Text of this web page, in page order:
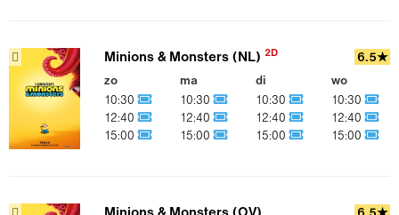
Minions & Monsters (NL) 2D 6.5★
zo
10:30
12:40
15:00
ma
10:30
12:40
15:00
di
10:30
12:40
15:00
wo
10:30
12:40
15:00